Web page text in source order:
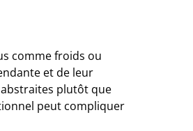
comme froids ou
et de leur
plutôt que
peut compliquer